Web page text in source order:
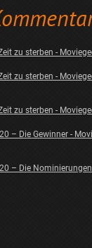
zu sterben -
zu sterben -
zu sterben -
– Die Gewinner -
– Die